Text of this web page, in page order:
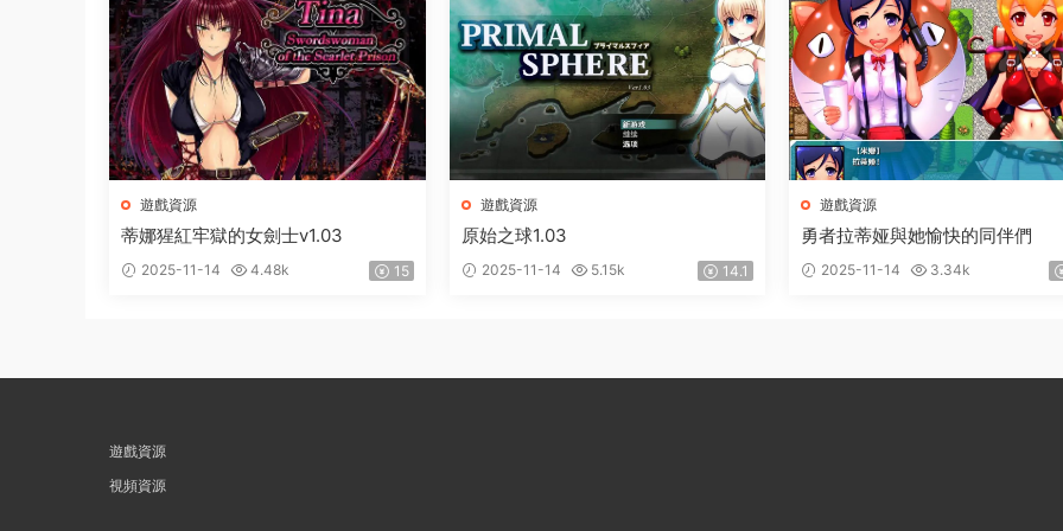
遊戲資源
蒂娜猩紅牢獄的女劍士v1.03
2025-11-14 4.48k 15
遊戲資源
原始之球1.03
2025-11-14 5.15k 14.1
遊戲資源
勇者拉蒂娅與她愉快的同伴們
2025-11-14 3.34k
遊戲資源
視頻資源